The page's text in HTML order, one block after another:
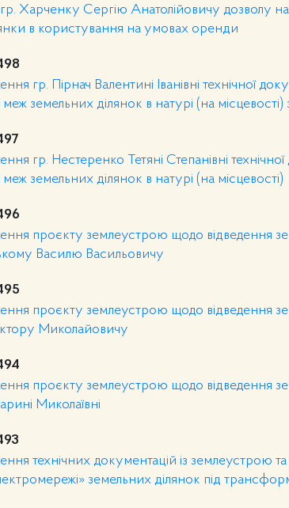
Харченку Сергію Анатолійовичу дозволу
в користування на умовах оренди
гр. Пірнач Валентині Іванівні технічної
земельних ділянок в натурі (на місцевості)
гр. Нестеренко Тетяні Степанівні
земельних ділянок в натурі (на місцевості)
проєкту землеустрою щодо відведення
Василю Васильовичу
проєкту землеустрою щодо відведення
Миколайовичу
проєкту землеустрою щодо відведення
Миколаївні
технічних документацій із землеустрою
земельних ділянок під